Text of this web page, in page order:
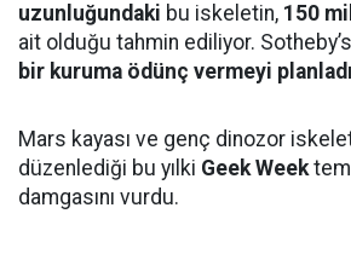
uzunluğundaki bu iskeletin, 150
ait olduğu tahmin ediliyor.
bir kuruma ödünç vermeyi
Mars kayası ve genç dinozor
düzenlediği bu yılki Geek Week
damgasını vurdu.